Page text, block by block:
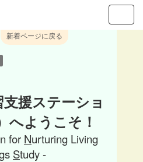
新着ページに戻る
援ステーショ
へようこそ！
for Nurturing Living
Study -